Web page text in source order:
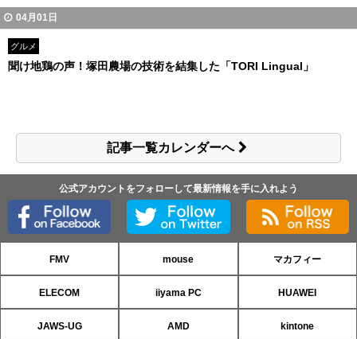
04月01日
グルメ
聞け地鶏の声！塚田農場の技術を結集した「TORI Lingual」
記事一覧カレンダーへ
公式アカウントをフォローして最新情報を手に入れよう
FMV mouse マカフィー
ELECOM iiyama PC HUAWEI
JAWS-UG AMD kintone